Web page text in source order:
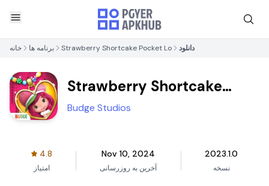
خانه برنامه ها Strawberry Shortcake Pocket Lo دانلود
Strawberry Shortcake
Pocket Lo
Budge Studios
4.8
امتیاز
Nov 10, 2024
آخرین به روزرسانی
2023.1.0
نسخه